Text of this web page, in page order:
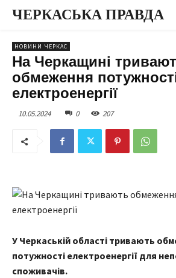
ЧЕРКАСЬКА ПРАВДА
НОВИНИ ЧЕРКАС
На Черкащині
обмеження
електроенергії
10.05.2024 0 207
У Черкаській області тривають
потужності електроенергії для
споживачів.